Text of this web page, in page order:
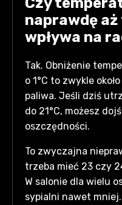
naprawdę
wpływa na
Tak. Obniżenie
o 1°C to zwykle
paliwa. Jeśli dziś
do 21°C, możesz
oszczędności.
To zwyczajna
trzeba mieć 23 czy
W salonie dla wielu
sypialni nawet